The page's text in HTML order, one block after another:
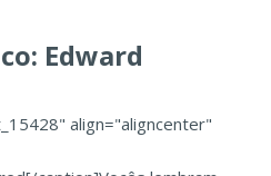
Edward
align="aligncenter"